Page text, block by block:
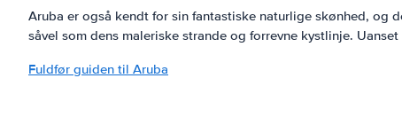
Aruba er også kendt for sin fantastiske naturlige skønhed, og
såvel som dens maleriske strande og forrevne kystlinje.
Fuldfør guiden til Aruba